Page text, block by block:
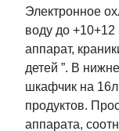
Электронное
воду до
аппарат,
детей ”. В
шкафчик на
продуктов.
аппарата,